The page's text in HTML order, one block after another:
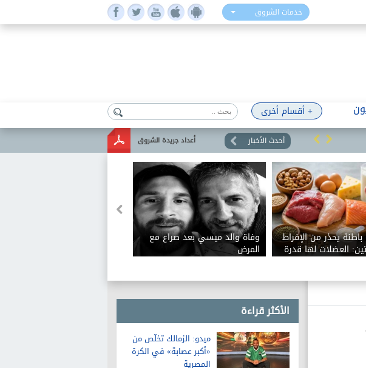
خدمات الشروق
+ أقسام أخرى
أعداد جريدة الشروق أحدث الأخبار
يحذر من الإفراط
العضلات لها قدرة
الاستفادة منه
وفاة والد ميسي بعد صراع مع
المرض
الأكثر قراءة
ميدو: الزمالك تخلّص من
«أكبر عصابة» في الكرة
المصرية